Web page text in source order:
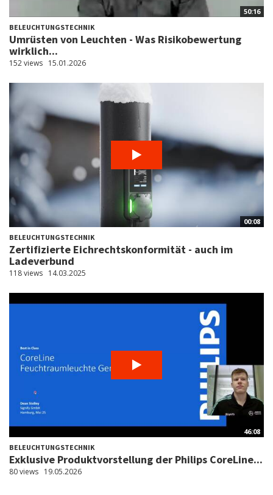
50:16
BELEUCHTUNGSTECHNIK
Umrüsten von Leuchten - Was Risikobewertung
wirklich...
152 views 15.01.2026
00:08
BELEUCHTUNGSTECHNIK
Zertifizierte Eichrechtskonformität - auch im
Ladeverbund
118 views 14.03.2025
46:08
BELEUCHTUNGSTECHNIK
Exklusive Produktvorstellung der Philips CoreLine...
80 views 19.05.2026